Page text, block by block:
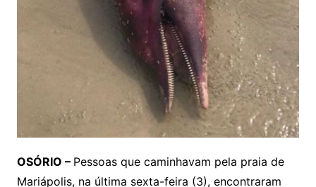
OSÓRIO – Pessoas que caminhavam pela praia de
Mariápolis, na última sexta-feira (3), encontraram